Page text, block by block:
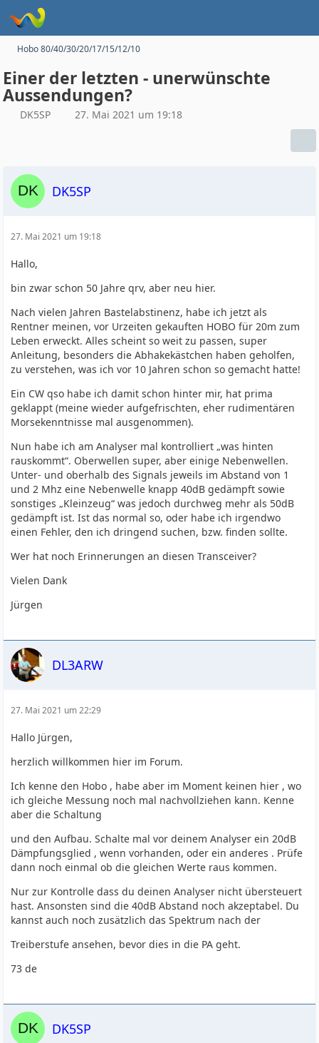
Hobo 80/40/30/20/17/15/12/10
Einer der letzten - unerwünschte
Aussendungen?
DK5SP 27. Mai 2021 um 19:18
DK5SP
27. Mai 2021 um 19:18
Hallo,
bin zwar schon 50 Jahre qrv, aber neu hier.
Nach vielen Jahren Bastelabstinenz, habe ich jetzt als
Rentner meinen, vor Urzeiten gekauften HOBO für 20m zum
Leben erweckt. Alles scheint so weit zu passen, super
Anleitung, besonders die Abhakekästchen haben geholfen,
zu verstehen, was ich vor 10 Jahren schon so gemacht hatte!
Ein CW qso habe ich damit schon hinter mir, hat prima
geklappt (meine wieder aufgefrischten, eher rudimentären
Morsekenntnisse mal ausgenommen).
Nun habe ich am Analyser mal kontrolliert „was hinten
rauskommt“. Oberwellen super, aber einige Nebenwellen.
Unter- und oberhalb des Signals jeweils im Abstand von 1
und 2 Mhz eine Nebenwelle knapp 40dB gedämpft sowie
sonstiges „Kleinzeug“ was jedoch durchweg mehr als 50dB
gedämpft ist. Ist das normal so, oder habe ich irgendwo
einen Fehler, den ich dringend suchen, bzw. finden sollte.
Wer hat noch Erinnerungen an diesen Transceiver?
Vielen Dank
Jürgen
DL3ARW
27. Mai 2021 um 22:29
Hallo Jürgen,
herzlich willkommen hier im Forum.
Ich kenne den Hobo , habe aber im Moment keinen hier , wo
ich gleiche Messung noch mal nachvollziehen kann. Kenne
aber die Schaltung
und den Aufbau. Schalte mal vor deinem Analyser ein 20dB
Dämpfungsglied , wenn vorhanden, oder ein anderes . Prüfe
dann noch einmal ob die gleichen Werte raus kommen.
Nur zur Kontrolle dass du deinen Analyser nicht übersteuert
hast. Ansonsten sind die 40dB Abstand noch akzeptabel. Du
kannst auch noch zusätzlich das Spektrum nach der
Treiberstufe ansehen, bevor dies in die PA geht.
73 de
DK5SP